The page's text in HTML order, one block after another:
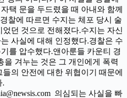
택 문을 두드렸을 때 아내와 함께
찰에 따르면 수지는 체포 당시 술
던 것으로 전해졌다.수지는 자신
사실에 대해 인정했다.경찰은 수
를 압수했다.앤아룬들 카운티 경
을 겨누는 것은 그 개인에게 폭력
의 안전에 대한 위협이기 때문에
.
의심되는 사실을 빠